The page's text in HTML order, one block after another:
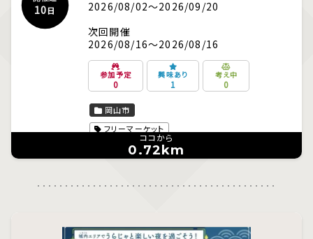
10日
ココから
0.72km
2026/08/02～2026/09/20
次回開催
2026/08/16～2026/08/16
参加予定
0
興味あり
1
考え中
0
岡山市
フリーマーケット